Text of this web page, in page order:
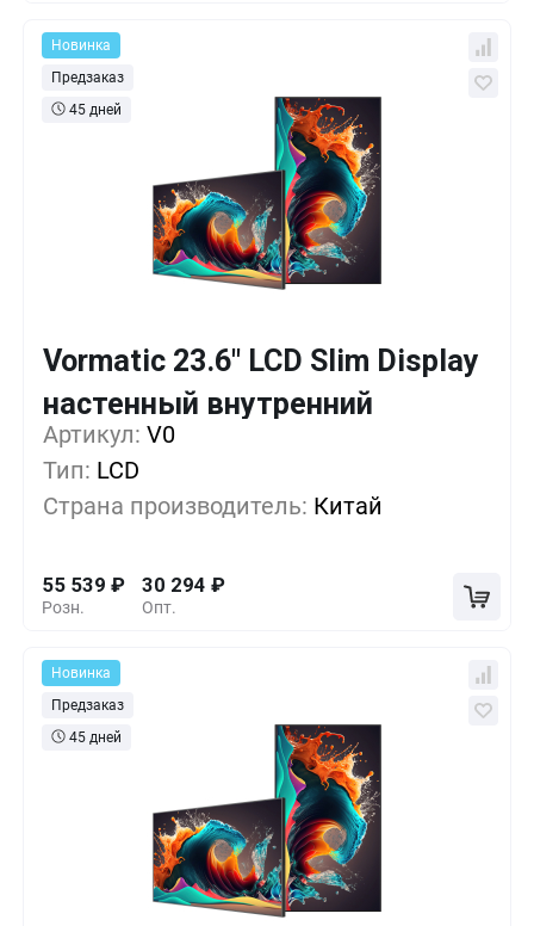
Новинка
Предзаказ
45 дней
Vormatic 23.6" LCD Slim Display
настенный внутренний
Артикул: V0
Тип: LCD
Страна производитель: Китай
Розн.
55 539 ₽
Опт.
30 294 ₽
Выгода
1+
5+
10+ -30%
Новинка
Предзаказ
45 дней